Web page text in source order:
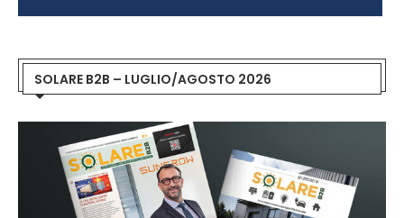
SOLARE B2B – LUGLIO/AGOSTO 2026